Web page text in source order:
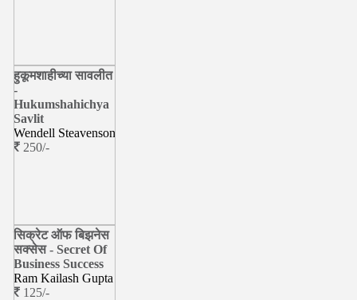
हुकूमशाहीच्या सावलीत
-
Hukumshahichya
Savlit
Wendell Steavenson
250/-
सिक्रेट ऑफ बिझनेस
सक्सेस - Secret Of
Business Success
Ram Kailash Gupta
125/-